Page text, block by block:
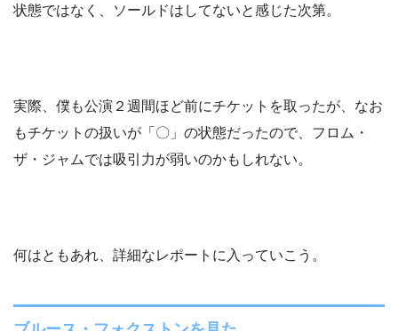
状態ではなく、ソールドはしてないと感じた次第。
実際、僕も公演２週間ほど前にチケットを取ったが、なお
もチケットの扱いが「〇」の状態だったので、フロム・
ザ・ジャムでは吸引力が弱いのかもしれない。
何はともあれ、詳細なレポートに入っていこう。